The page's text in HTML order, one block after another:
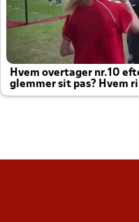
Hvem overtager nr.10
glemmer sit pas? Hvem
altid til efter kampe?